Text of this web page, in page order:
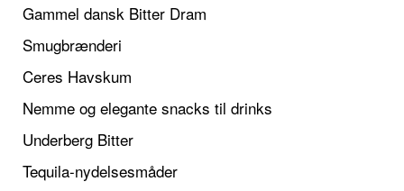
Gammel dansk Bitter Dram
Smugbrænderi
Ceres Havskum
Nemme og elegante snacks til drinks
Underberg Bitter
Tequila-nydelsesmåder